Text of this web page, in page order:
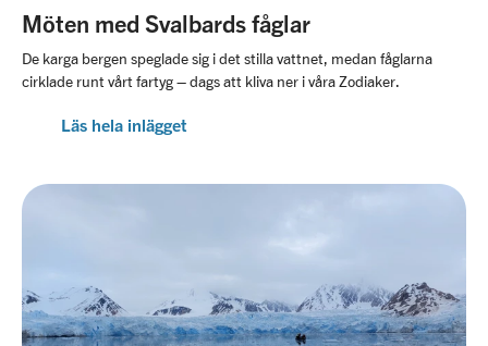
Möten med Svalbards fåglar
De karga bergen speglade sig i det stilla vattnet, medan fåglarna
cirklade runt vårt fartyg – dags att kliva ner i våra Zodiaker.
Läs hela inlägget